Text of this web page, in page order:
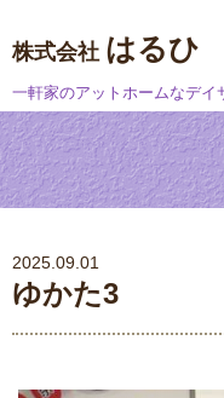
株式会社 はるひ
一軒家のアットホームなデイ
2025.09.01
ゆかた3